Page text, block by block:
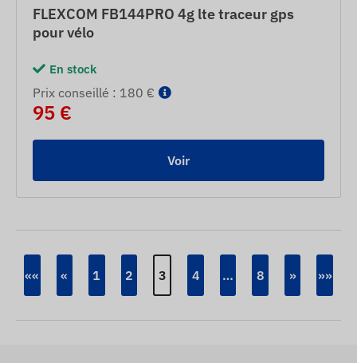
FLEXCOM FB144PRO 4g lte traceur gps
pour vélo
En stock
Prix ​​conseillé : 180 €
95 €
Voir
«« « 1 2 3 4 … 8 » »»